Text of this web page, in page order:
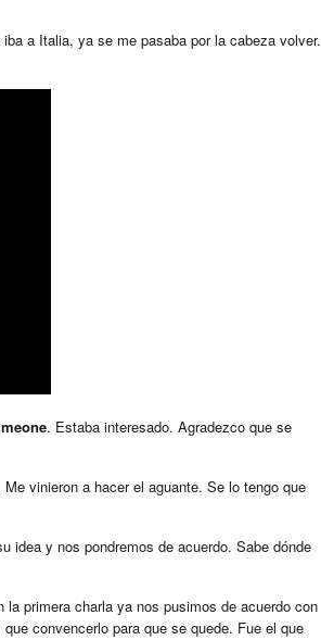
a Italia, ya se me pasaba por la cabeza volver.
. Estaba interesado. Agradezco que se
vinieron a hacer el aguante. Se lo tengo que
idea y nos pondremos de acuerdo. Sabe dónde
primera charla ya nos pusimos de acuerdo con
convencerlo para que se quede. Fue el que